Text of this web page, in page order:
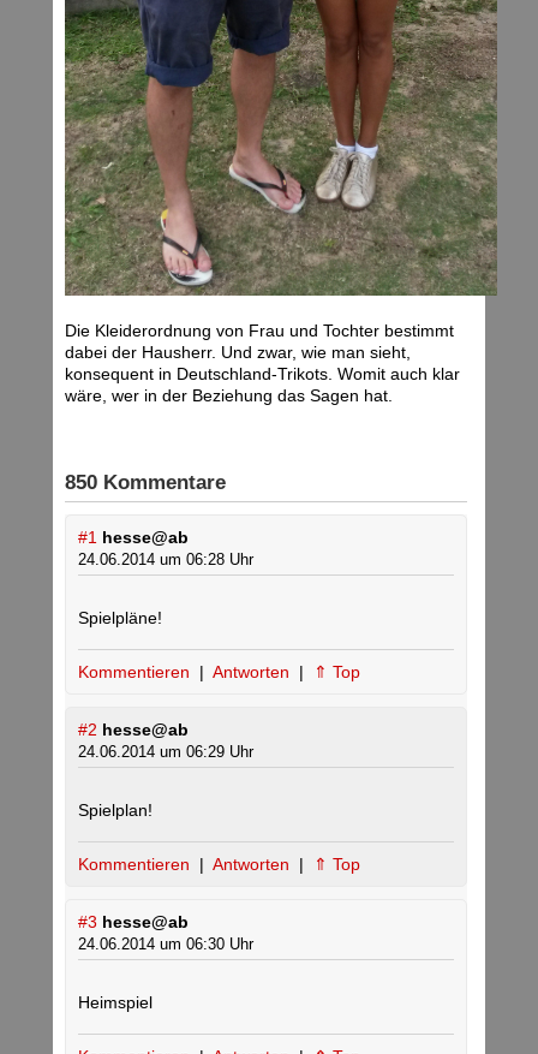
Die Kleiderordnung von Frau und Tochter bestimmt
dabei der Hausherr. Und zwar, wie man sieht,
konsequent in Deutschland-Trikots. Womit auch klar
wäre, wer in der Beziehung das Sagen hat.
850 Kommentare
#1 hesse@ab
24.06.2014 um 06:28 Uhr
Spielpläne!
Kommentieren | Antworten | ⇑ Top
#2 hesse@ab
24.06.2014 um 06:29 Uhr
Spielplan!
Kommentieren | Antworten | ⇑ Top
#3 hesse@ab
24.06.2014 um 06:30 Uhr
Heimspiel